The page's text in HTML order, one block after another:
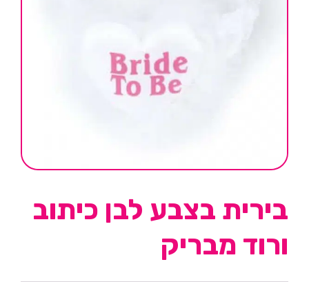
בירית בצבע לבן כיתוב
ורוד מבריק